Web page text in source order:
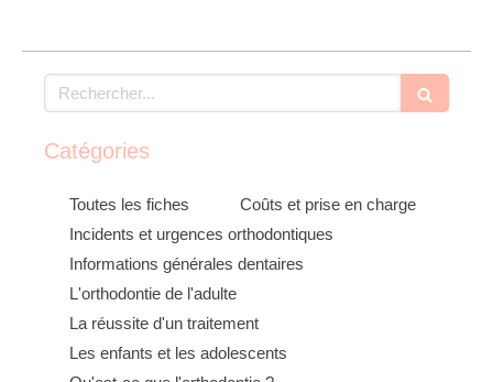
Rechercher
Catégories
Toutes les fiches
Coûts et prise en charge
Incidents et urgences orthodontiques
Informations générales dentaires
L'orthodontie de l'adulte
La réussite d'un traitement
Les enfants et les adolescents